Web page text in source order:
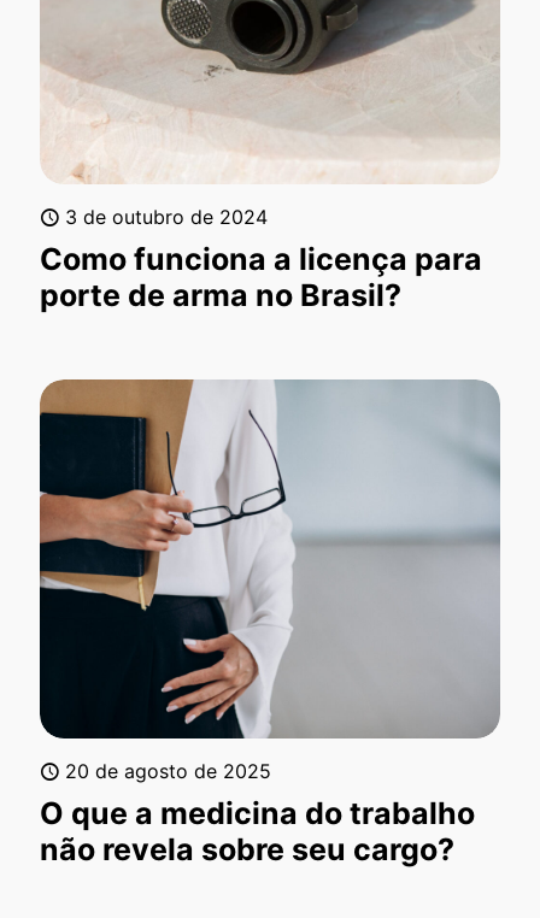
3 de outubro de 2024
Como funciona a licença para
porte de arma no Brasil?
20 de agosto de 2025
O que a medicina do trabalho
não revela sobre seu cargo?